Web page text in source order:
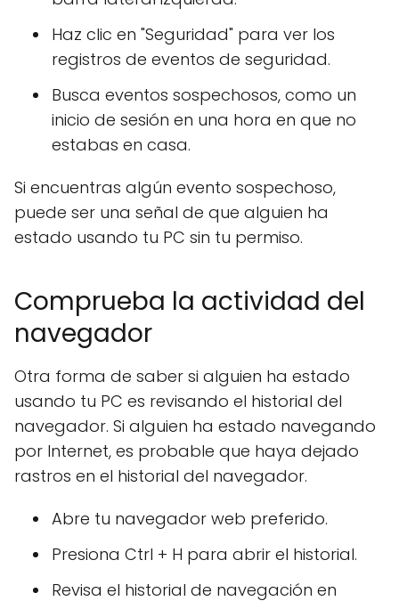
Haz clic en "Seguridad" para ver los
registros de eventos de seguridad.
Busca eventos sospechosos, como un
inicio de sesión en una hora en que no
estabas en casa.
Si encuentras algún evento sospechoso,
puede ser una señal de que alguien ha
estado usando tu PC sin tu permiso.
Comprueba la actividad del
navegador
Otra forma de saber si alguien ha estado
usando tu PC es revisando el historial del
navegador. Si alguien ha estado navegando
por Internet, es probable que haya dejado
rastros en el historial del navegador.
Abre tu navegador web preferido.
Presiona Ctrl + H para abrir el historial.
Revisa el historial de navegación en